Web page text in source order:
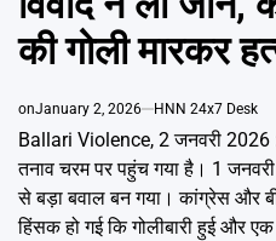
की गोली मारकर
onJanuary 2, 2026 HNN 24x7 Desk
Ballari Violence, 2 जनवरी 2026
तनाव चरम पर पहुंच गया है। 1
से बड़ा बवाल बन गया। कांग्रेस और
हिंसक हो गई कि गोलीबारी हुई और एक